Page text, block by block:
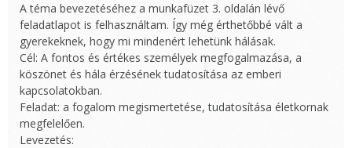
A téma bevezetéséhez a munkafüzet 3. oldalán lévő
feladatlapot is felhasználtam. Így még érthetőbbé vált a
gyerekeknek, hogy mi mindenért lehetünk hálásak.
Cél: A fontos és értékes személyek megfogalmazása, a
köszönet és hála érzésének tudatosítása az emberi
kapcsolatokban.
Feladat: a fogalom megismertetése, tudatosítása életkornak
megfelelően.
Levezetés: